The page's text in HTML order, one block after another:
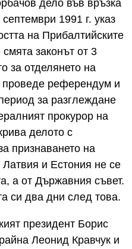
дело във връзка
1991 г. указ
на Прибалтийските
законът от 3
за отделянето на
проведе референдум и
за разглеждане
прокурор на
делото с
признаването на
и Естония не се
а от Държавния съвет.
си два дни след това.
президент Борис
Леонид Кравчук и